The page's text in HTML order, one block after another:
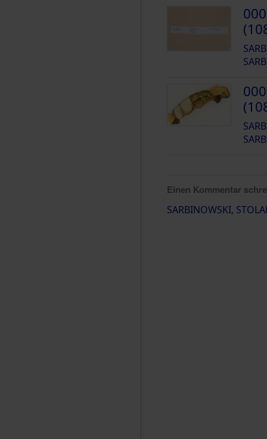
Einen Kommentar
SARBINOWSKI,